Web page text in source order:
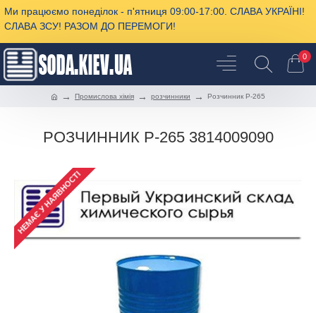
Ми працюємо понеділок - п'ятниця 09:00-17:00. СЛАВА УКРАЇНІ!
СЛАВА ЗСУ! РАЗОМ ДО ПЕРЕМОГИ!
0
Промислова хімія розчинники Розчинник Р-265
РОЗЧИННИК Р-265 3814009090
НЕМАЄ У НАЯВНОСТІ